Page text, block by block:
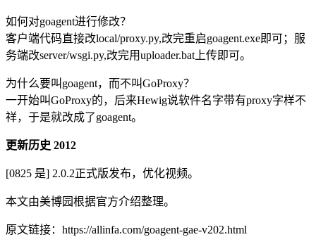
如何对goagent进行修改？
客户端代码直接改local/proxy.py,改完重启goagent.exe即可；服
务端改server/wsgi.py,改完用uploader.bat上传即可。
为什么要叫goagent，而不叫GoProxy？
一开始叫GoProxy的，后来Hewig说软件名字带有proxy字样不
祥，于是就改成了goagent。
更新历史 2012
[0825 是] 2.0.2正式版发布，优化视频。
本文由美博园根据官方介绍整理。
原文链接：https://allinfa.com/goagent-gae-v202.html